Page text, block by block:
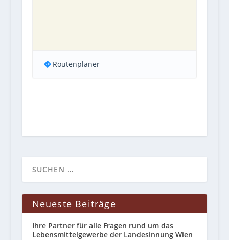
Routenplaner
Neueste Beiträge
Ihre Partner für alle Fragen rund um das
Lebensmittelgewerbe der Landesinnung Wien